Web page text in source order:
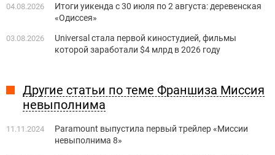
04.08.2026
Итоги уикенда с 30 июля по 2 августа: деревенская
«Одиссея»
03.08.2026
Universal стала первой киностудией, фильмы
которой заработали $4 млрд в 2026 году
Другие статьи по теме Франшиза Миссия
невыполнима
11.11.2024
Paramount выпустила первый трейлер «Миссии
невыполнима 8»